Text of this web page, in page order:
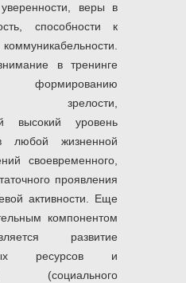
веры в
способности к
в тренинге
зрелости,
высокий уровень
любой жизненной
своевременного,
проявления
активности. Еще
компонентом
развитие
ресурсов и
(социального